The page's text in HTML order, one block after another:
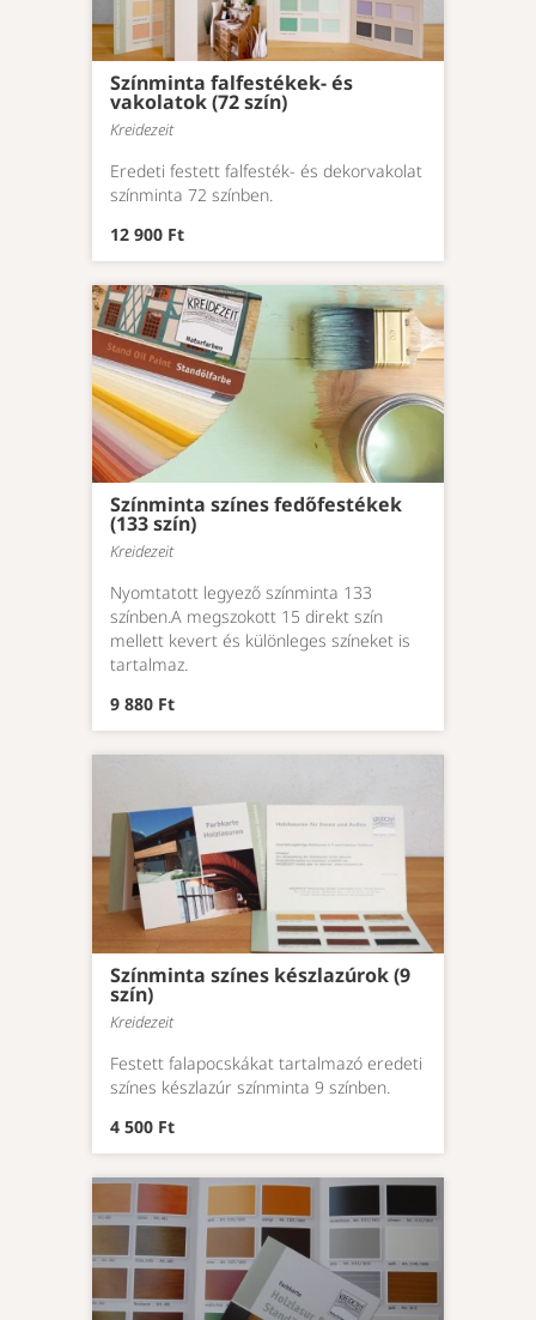
Színminta falfestékek- és
vakolatok (72 szín)
Kreidezeit
Eredeti festett falfesték- és dekorvakolat
színminta 72 színben.
12 900 Ft
Színminta színes fedőfestékek
(133 szín)
Kreidezeit
Nyomtatott legyező színminta 133
színben.A megszokott 15 direkt szín
mellett kevert és különleges színeket is
tartalmaz.
9 880 Ft
Színminta színes készlazúrok (9
szín)
Kreidezeit
Festett falapocskákat tartalmazó eredeti
színes készlazúr színminta 9 színben.
4 500 Ft